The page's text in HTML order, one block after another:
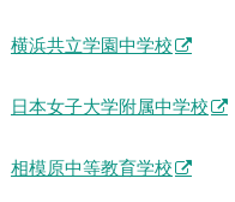
横浜共立学園中学校
日本女子大学附属中学校
相模原中等教育学校